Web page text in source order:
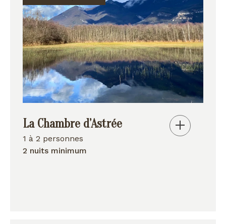
La Chambre d’Astrée
1 à 2 personnes
2 nuits minimum